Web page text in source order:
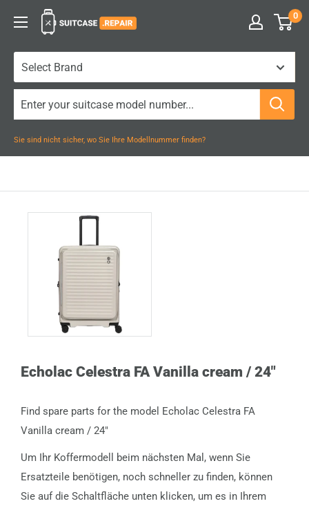
Inhalt
Suitcase.Repair 0
Sie sind nicht sicher, wo Sie Ihre Modellnummer finden?
Echolac Celestra FA Vanilla cream / 24"
Find spare parts for the model Echolac Celestra FA
Vanilla cream / 24"
Um Ihr Koffermodell beim nächsten Mal, wenn Sie
Ersatzteile benötigen, noch schneller zu finden, können
Sie auf die Schaltfläche unten klicken, um es in Ihrem